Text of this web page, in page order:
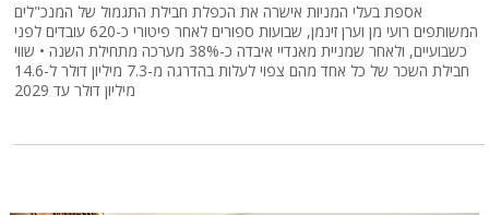
אספת בעלי המניות אישרה את הכפלת חבילת התגמול של המנכ"לים
המשותפים רועי מן וערן זינמן, שבועות ספורים לאחר פיטורי כ-620 עובדים לפני
כשבועיים, ולאחר שמניית מאנדיי איבדה כ-38% מערכה מתחילת השנה • שווי
חבילת השכר של כל אחד מהם צפוי לעלות בהדרגה מ-7.3 מיליון דולר ל-14.6
מיליון דולר עד 2029